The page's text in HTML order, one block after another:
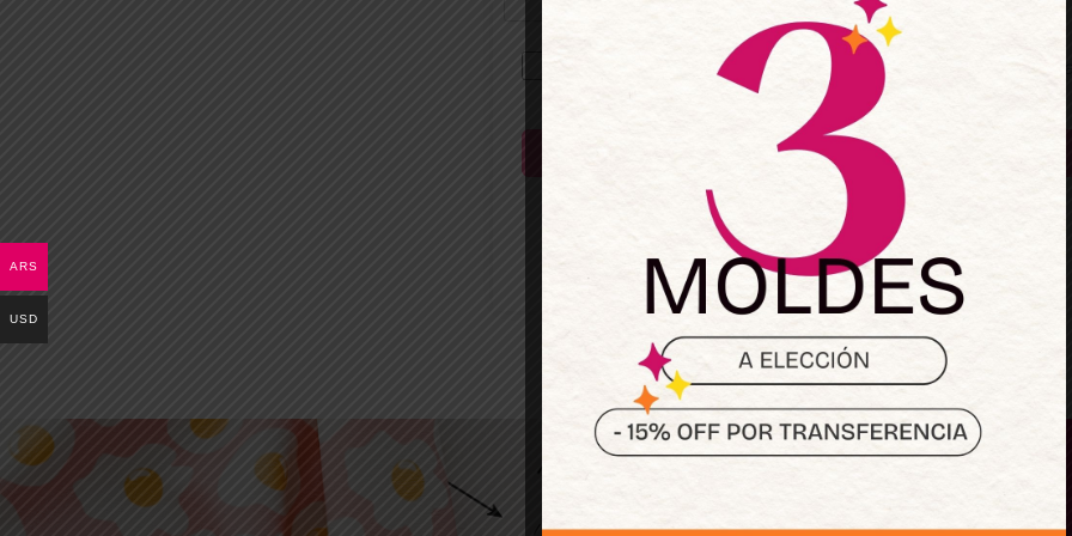
Mantenerme conectado ¿Olvidaste la
Acceder
¿No tienes una cuenta? Regístrate ahora
ARS
USD